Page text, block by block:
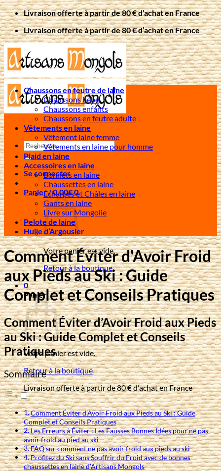
Passer
au
contenu
Livraison offerte à partir de 80 € d’achat en France
Livraison offerte à partir de 80 € d’achat en France
Recherche
pour :
Se connecter
Panier /0,00€0
Votre panier est vide.
Retour à la boutique
0
Panier
Votre panier est vide.
Retour à la boutique
Livraison offerte à partir de 80 € d'achat en France
Chaussons en feutre de laine
Chaussons bébé
Chaussons enfants
Chaussons en feutre adulte
Vêtements en laine
Vêtement laine femme
Vêtements en laine pour homme
Plaid en laine
Accessoires en laine
Bonnets en laine
Chaussettes en laine
Écharpes et Châles en laine
Gants en laine
Livre sur Mongolie
Pelote de laine
Huile d’Argousier
Comment Éviter d'Avoir Froid
aux Pieds au Ski : Guide
Complet et Conseils Pratiques
Comment Éviter d’Avoir Froid aux Pieds
au Ski : Guide Complet et Conseils
Pratiques
Sommaire
Comment Éviter d’Avoir Froid aux Pieds au Ski : Guide
Complet et Conseils Pratiques
Les Erreurs à Éviter : Les Fausses Bonnes Idées pour ne pas
avoir froid au pied au ski
FAQ sur comment ne pas avoir froid aux pieds au ski
Profitez du Ski sans Souffrir du Froid avec de bonnes
chaussettes en laine d’Artisans Mongols